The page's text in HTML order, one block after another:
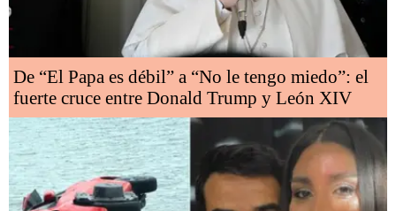
De “El Papa es débil” a “No le tengo miedo”: el
fuerte cruce entre Donald Trump y León XIV